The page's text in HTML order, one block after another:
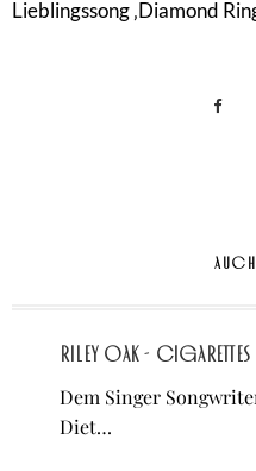
Lieblingssong ‚Diamond
Riley Oak - Cigarettes
Dem Singer
Diet…